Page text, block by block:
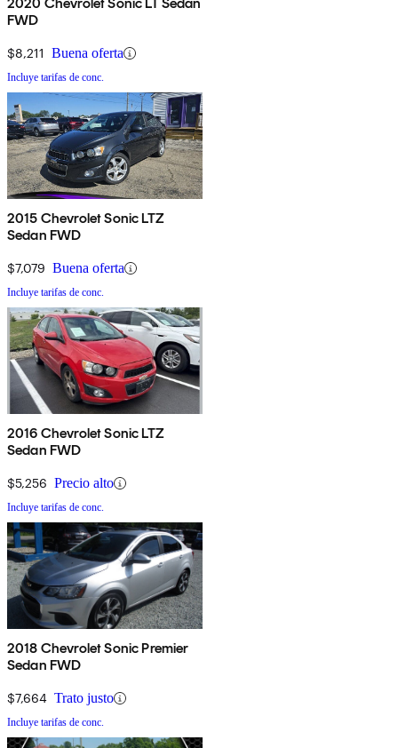
2020 Chevrolet Sonic LT Sedan
FWD
$8,211 Buena oferta
Incluye tarifas de conc.
2015 Chevrolet Sonic LTZ
Sedan FWD
$7,079 Buena oferta
Incluye tarifas de conc.
2016 Chevrolet Sonic LTZ
Sedan FWD
$5,256 Precio alto
Incluye tarifas de conc.
2018 Chevrolet Sonic Premier
Sedan FWD
$7,664 Trato justo
Incluye tarifas de conc.